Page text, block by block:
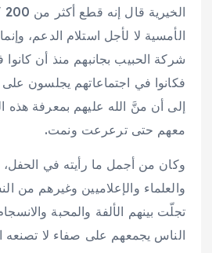
الأمسية لا لأجل استلام الدعم،
شركة الحبيب بجانبهم منذ أن
فكانوا في اجتماعاتهم يجلسون
إلى أن منَّ الله عليهم بمعرفة هذه
معهم حتى ترعرعت ونمت.
وكان من أجمل ما رأيته في
والعلماء والإعلاميين وغيرهم من
تجلّت بينهم الألفة والمحبة
الناس يجمعهم على صفاء لا تصنعه